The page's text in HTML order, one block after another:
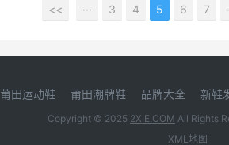
<< ··· 3 4 5 6 7
莆田运动鞋 莆田潮牌鞋 品牌大全 新鞋
Copyright © 2025 2XIE.COM All Rights
XML地图